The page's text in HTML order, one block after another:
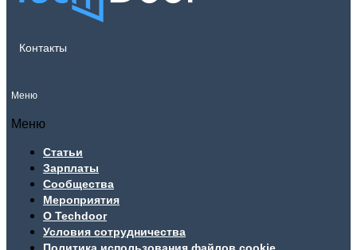
Контакты
Меню
Меню
Статьи
Зарплаты
Сообщества
Мероприятия
О Techdoor
Условия сотрудничества